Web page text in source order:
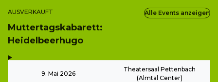
AUSVERKAUFT
Muttertagskabarett:
Heidelbeerhugo
9. Mai 2026
Theatersaal Pettenbach
(Almtal Center)
Alle Events anzeigen